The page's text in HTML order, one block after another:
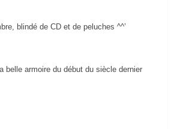
blindé de CD et de peluches ^^’
belle armoire du début du siècle dernier